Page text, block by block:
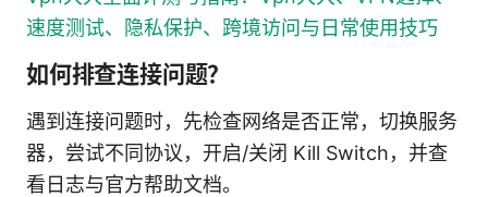
速度测试、隐私保护、跨境访问与日常使用技巧
如何排查连接问题？
遇到连接问题时，先检查网络是否正常，切换服务
器，尝试不同协议，开启/关闭 Kill Switch，并查
看日志与官方帮助文档。